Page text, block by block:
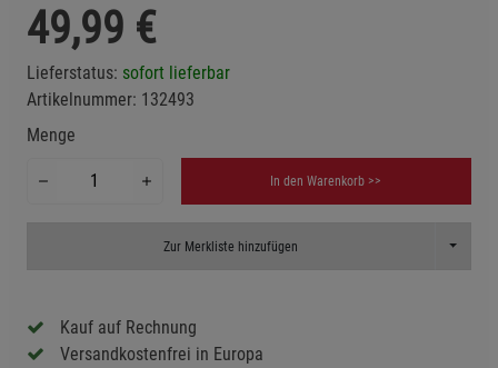
49,99 €
Lieferstatus: sofort lieferbar
Artikelnummer: 132493
Menge
In den Warenkorb >>
Zur Merkliste hinzufügen Toggle
Kauf auf Rechnung
Versandkostenfrei in Europa